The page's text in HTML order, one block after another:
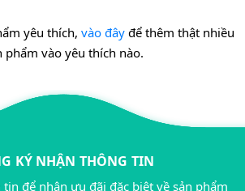
yêu thích, vào đâyđể thêm thật nhiều
phẩm vào yêu thích nào.
KÝ NHẬN THÔNG TIN
để nhận ưu đãi đặc biệt về sản phẩm